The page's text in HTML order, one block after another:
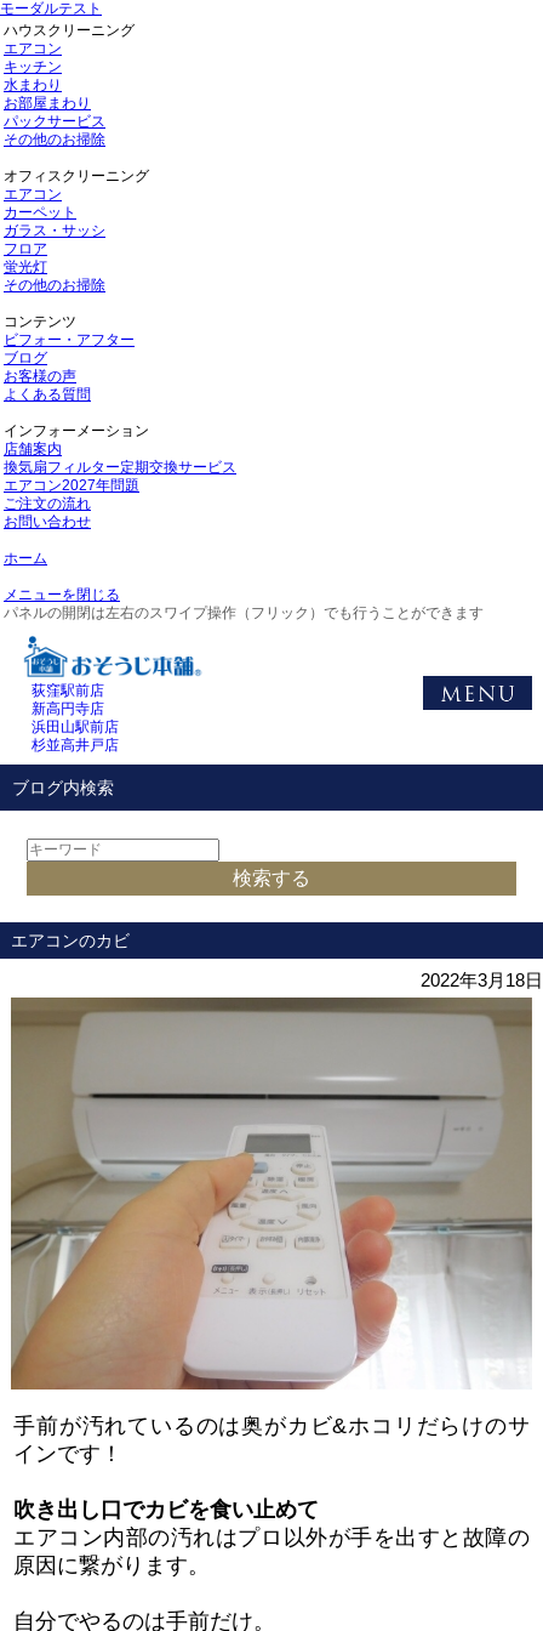
モーダルテスト
ハウスクリーニング
エアコン
キッチン
水まわり
お部屋まわり
パックサービス
その他のお掃除
オフィスクリーニング
エアコン
カーペット
ガラス・サッシ
フロア
蛍光灯
その他のお掃除
コンテンツ
ビフォー・アフター
ブログ
お客様の声
よくある質問
インフォーメーション
店舗案内
換気扇フィルター定期交換サービス
エアコン2027年問題
ご注文の流れ
お問い合わせ
ホーム
メニューを閉じる
パネルの開閉は左右のスワイプ操作（フリック）でも行うことができます
荻窪駅前店
新高円寺店
浜田山駅前店
杉並高井戸店
ブログ内検索
エアコンのカビ
2022年3月18日
手前が汚れているのは奥がカビ&ホコリだらけのサ
インです！
吹き出し口でカビを食い止めて
エアコン内部の汚れはプロ以外が手を出すと故障の
原因に繋がります。
自分でやるのは手前だけ。